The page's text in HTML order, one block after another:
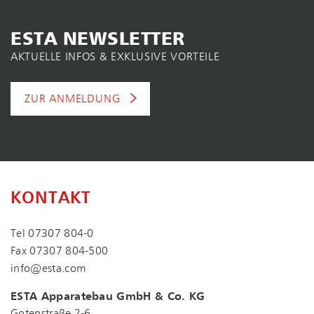
ESTA NEWSLETTER
AKTUELLE INFOS & EXKLUSIVE VORTEILE
ZUR ANMELDUNG
KONTAKT
Tel 07307 804-0
Fax 07307 804-500
info@esta.com
ESTA Apparatebau GmbH & Co. KG